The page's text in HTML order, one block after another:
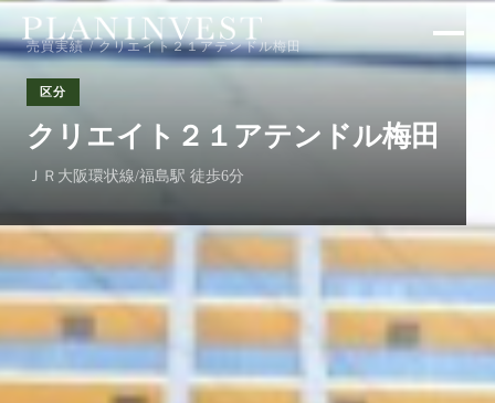
売買実績/ クリエイト２１アテンドル梅田
区分
クリエイト２１アテンドル梅田
ＪＲ大阪環状線/福島駅 徒歩6分